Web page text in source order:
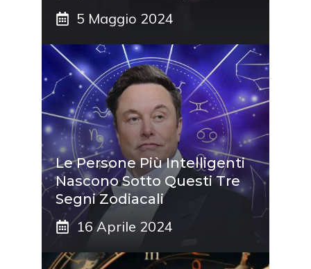
5 Maggio 2024
Le Persone Più Intelligenti
Nascono Sotto Questi Tre
Segni Zodiacali
16 Aprile 2024